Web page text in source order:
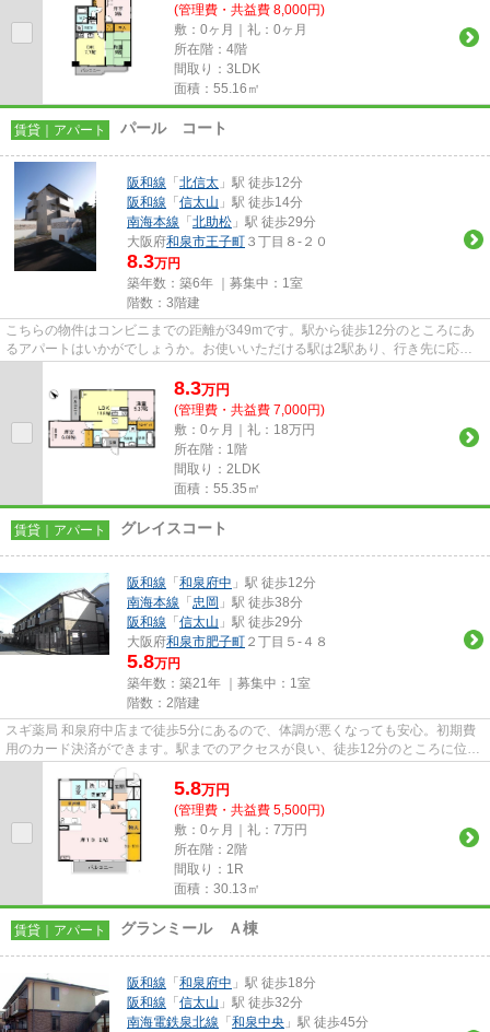
(管理費・共益費 8,000円)
敷：0ヶ月｜礼：0ヶ月
所在階：4階
間取り：3LDK
面積：55.16㎡
賃貸｜アパート パール コート
阪和線 「 北信太 」駅 徒歩12分
阪和線 「 信太山 」駅 徒歩14分
南海本線 「 北助松 」駅 徒歩29分
大阪府和泉市王子町 ３丁目８-２０
8.3万円
築年数：築6年 ｜募集中： 1室
階数：3階建
こちらの物件はコンビニまでの距離が349mです。駅から徒歩12分のところにあ
るアパートはいかがでしょうか。お使いいただける駅は2駅あり、行き先に応じ
8.3万円
(管理費・共益費 7,000円)
敷：0ヶ月｜礼：18万円
所在階：1階
間取り：2LDK
面積：55.35㎡
賃貸｜アパート グレイスコート
阪和線 「 和泉府中 」駅 徒歩12分
南海本線 「 忠岡 」駅 徒歩38分
阪和線 「 信太山 」駅 徒歩29分
大阪府和泉市肥子町 ２丁目５-４８
5.8万円
築年数：築21年 ｜募集中： 1室
階数：2階建
スギ薬局 和泉府中店まで徒歩5分にあるので、体調が悪くなっても安心。初期費
用のカード決済ができます。駅までのアクセスが良い、徒歩12分のところに位置
する物件です。2駅利用できる...
5.8万円
(管理費・共益費 5,500円)
敷：0ヶ月｜礼：7万円
所在階：2階
間取り：1R
面積：30.13㎡
賃貸｜アパート グランミール Ａ棟
阪和線 「 和泉府中 」駅 徒歩18分
阪和線 「 信太山 」駅 徒歩32分
南海電鉄泉北線 「 和泉中央 」駅 徒歩45分